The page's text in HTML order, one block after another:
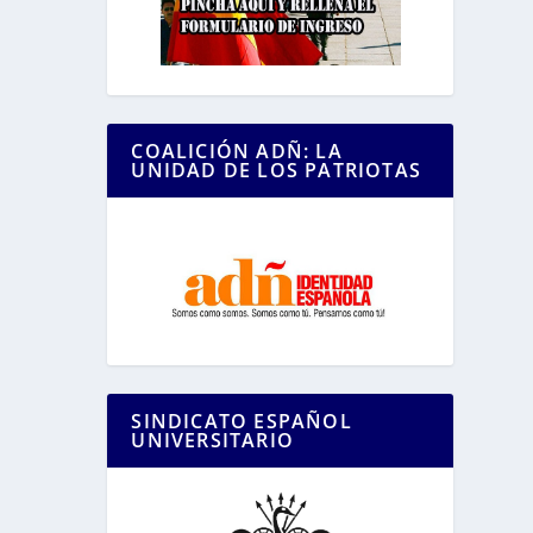
COALICIÓN ADÑ: LA
UNIDAD DE LOS PATRIOTAS
SINDICATO ESPAÑOL
UNIVERSITARIO